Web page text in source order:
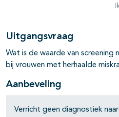
Uitgangsvraag
Wat is de waarde van screening
bij vrouwen met herhaalde
Aanbeveling
Verricht geen diagnostiek